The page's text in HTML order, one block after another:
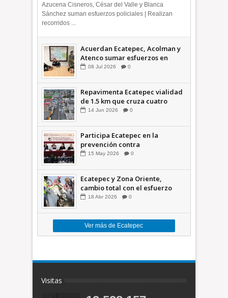
Azucena Cisneros, César del Valle y Blanca
Sánchez suman esfuerzos policiales | Realizan
recorridos ...
Acuerdan Ecatepec, Acolman y
Atenco sumar esfuerzos en
seguridad
08 Jul 2026 0
Repavimenta Ecatepec vialidad
de 1.5 km que cruza cuatro
comunidades +Video
14 Jun 2026 0
Participa Ecatepec en la
prevención contra
inundaciones en el Valle de
15 May 2026 0
Ecatepec y Zona Oriente,
cambio total con el esfuerzo
conjunto: Azucena; retiran 21
18 Abr 2026 0
Ver más de Ecatepec
Visitas